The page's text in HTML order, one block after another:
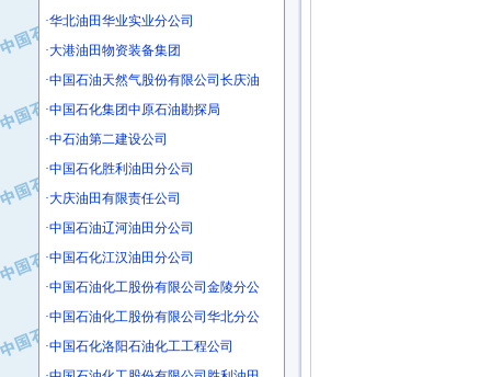
·自贡五洲防腐安装有限公司
·成都长江水处理设备有限公司
·中国石化镇海炼化分公司
·上海科瑞曼士德电源系统集成有限公
·东方合金铸造厂
·保定北奥石油物探特种车辆制造有限
·盘锦辽河油田天意石油装备有限公司
·中国石油天然气管道局穿越公司
·沧州市电气控制设备厂
·华北油田华业实业分公司
·大港油田物资装备集团
·中国石油天然气股份有限公司长庆油
·中国石化集团中原石油勘探局
·中石油第二建设公司
·中国石化胜利油田分公司
·大庆油田有限责任公司
·中国石油辽河油田分公司
·中国石化江汉油田分公司
·中国石油化工股份有限公司金陵分公
·中国石油化工股份有限公司华北分公
·中国石化洛阳石油化工工程公司